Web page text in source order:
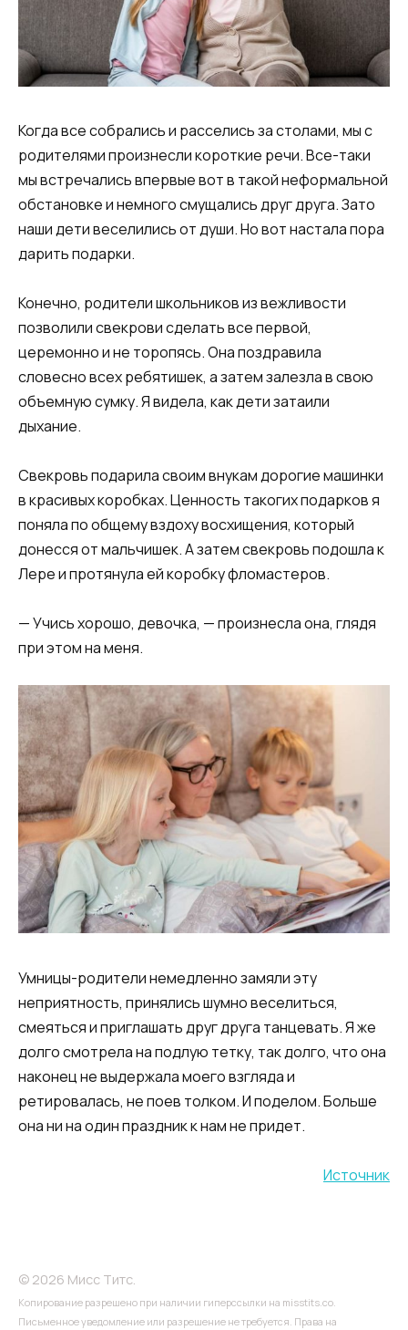
Когда все собрались и расселись за столами, мы с
родителями произнесли короткие речи. Все-таки
мы встречались впервые вот в такой неформальной
обстановке и немного смущались друг друга. Зато
наши дети веселились от души. Но вот настала пора
дарить подарки.
Конечно, родители школьников из вежливости
позволили свекрови сделать все первой,
церемонно и не торопясь. Она поздравила
словесно всех ребятишек, а затем залезла в свою
объемную сумку. Я видела, как дети затаили
дыхание.
Свекровь подарила своим внукам дорогие машинки
в красивых коробках. Ценность такогих подарков я
поняла по общему вздоху восхищения, который
донесся от мальчишек. А затем свекровь подошла к
Лере и протянула ей коробку фломастеров.
— Учись хорошо, девочка, — произнесла она, глядя
при этом на меня.
Умницы-родители немедленно замяли эту
неприятность, принялись шумно веселиться,
смеяться и приглашать друг друга танцевать. Я же
долго смотрела на подлую тетку, так долго, что она
наконец не выдержала моего взгляда и
ретировалась, не поев толком. И поделом. Больше
она ни на один праздник к нам не придет.
Источник
© 2026 Мисс Титс.
Копирование разрешено при наличии гиперссылки на misstits.co.
Письменное уведомление или разрешение не требуется. Права на